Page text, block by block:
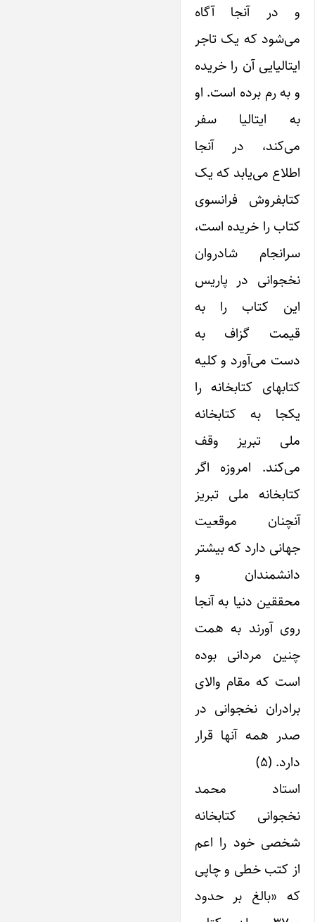
و در آنجا آگاه
می‌شود که یک تاجر
‌ایتالیایی آن را خریده
و به رم برده است. او
به ‌ایتالیا سفر
می‌کند، در آنجا
اطلاع می‌یابد که یک
کتابفروش فرانسوی
کتاب را خریده است،
سرانجام شادروان
نخجوانی در پاریس
‌این کتاب را به
قیمت گزاف به
دست می‌آورد و کلیه
کتابهای کتابخانه را
یکجا به کتابخانه
ملی تبریز وقف
می‌کند. امروزه اگر
کتابخانه ملی تبریز
آنچنان موقعیت
جهانی دارد که بیشتر
دانشمندان و
محققین دنیا به آنجا
روی آورند به همت
چنین مردانی بوده
است که مقام والای
برادران نخجوانی در
صدر همه آنها قرار
دارد. (۵)
استاد محمد
نخجوانی کتابخانه
شخصی خود را اعم
از کتب خطی و چاپی
که «بالغ بر حدود